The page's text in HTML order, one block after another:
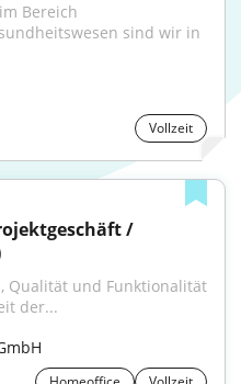
Bereich
sind wir in
Vollzeit
/
Qualität und Funktionalität
der...